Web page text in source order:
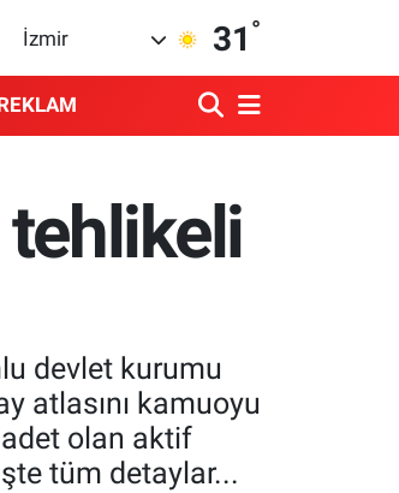
İzmir 31 °
tehlikeli
devlet kurumu
atlasını kamuoyu
olan aktif
tüm detaylar...